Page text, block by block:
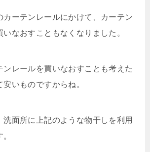
カーテンレールにかけて、カーテン
なおすこともなくなりました。
ンレールを買いなおすことも考えた
いものですからね。
洗面所に上記のような物干しを利用